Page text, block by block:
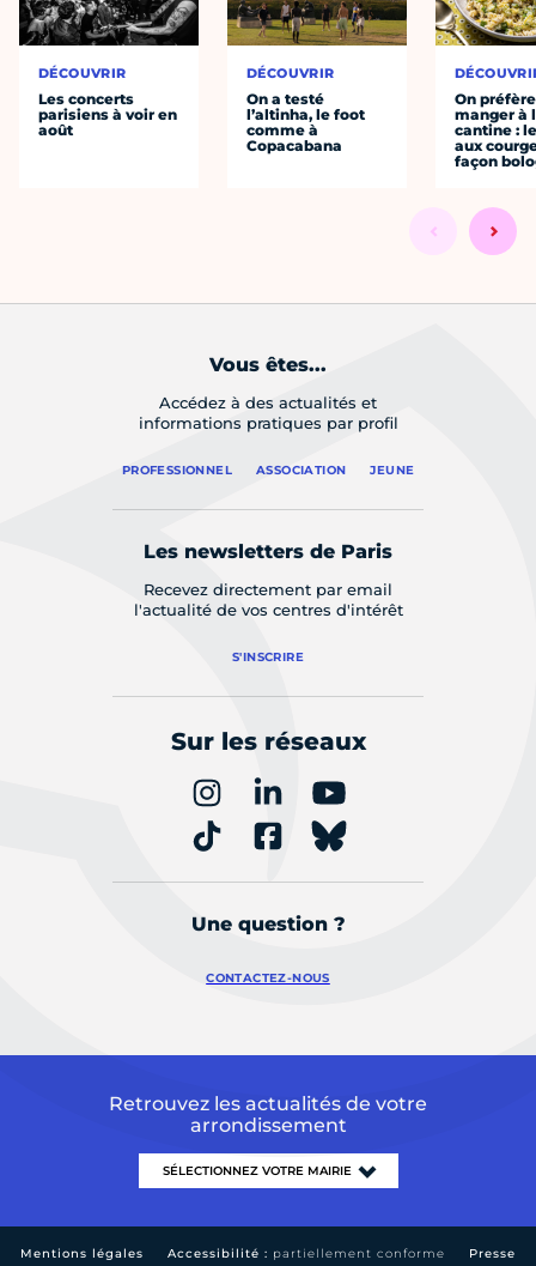
DÉCOUVRIR
Les concerts
parisiens à voir en
août
DÉCOUVRIR
On a testé
l’altinha, le foot
comme à
Copacabana
On préfère
manger à
cantine :
aux
façon
Vous êtes...
Accédez à des actualités et
informations pratiques par profil
PROFESSIONNEL ASSOCIATION JEUNE
Les newsletters de Paris
Recevez directement par email
l'actualité de vos centres d'intérêt
S'INSCRIRE
Sur les réseaux
Une question ?
CONTACTEZ-NOUS
Retrouvez les actualités de votre
arrondissement
Mentions légales Accessibilité : partiellement conforme Presse